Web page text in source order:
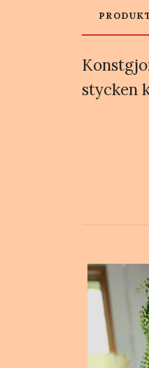
stycken